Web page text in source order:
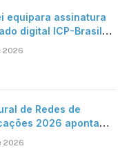
equipara assinatura
digital ICP-Brasil
2026
de Redes de
2026 aponta
2026